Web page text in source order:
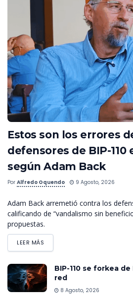
Estos son los errores
defensores de BIP-110
según Adam Back
Por Alfredo Oquendo 9 Agosto, 2026
Adam Back arremetió contra los
calificando de “vandalismo sin
propuestas.
LEER MÁS
BIP-110 se forkea
red
8 Agosto, 2026